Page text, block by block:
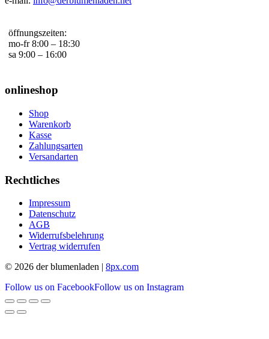
öffnungszeiten:
mo-fr 8:00 – 18:30
sa 9:00 – 16:00
onlineshop
Shop
Warenkorb
Kasse
Zahlungsarten
Versandarten
Rechtliches
Impressum
Datenschutz
AGB
Widerrufsbelehrung
Vertrag widerrufen
© 2026 der blumenladen | 8px.com
Follow us on FacebookFollow us on Instagram